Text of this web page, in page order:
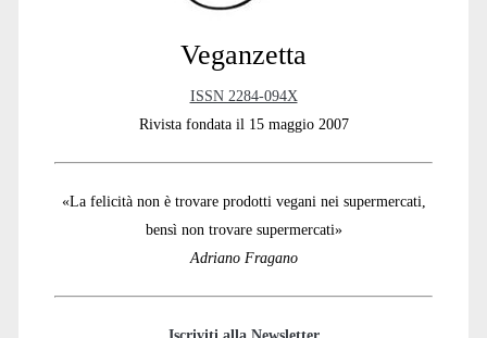
Veganzetta
ISSN 2284-094X
Rivista fondata il 15 maggio 2007
«La felicità non è trovare prodotti vegani nei supermercati,
bensì non trovare supermercati»
Adriano Fragano